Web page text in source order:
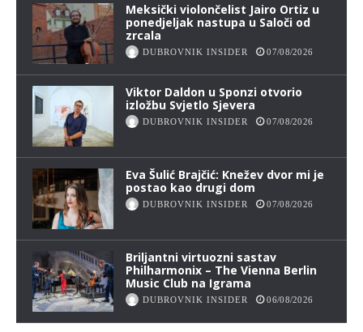
Meksički violončelist Jairo Ortiz u
ponedjeljak nastupa u Saloči od
zrcala
DUBROVNIK INSIDER 07/08/2026
Viktor Daldon u Sponzi otvorio
izložbu Svjetlo Sjevera
DUBROVNIK INSIDER 07/08/2026
Eva Šulić Brajčić: Knežev dvor mi je
postao kao drugi dom
DUBROVNIK INSIDER 07/08/2026
Briljantni virtuozni sastav
Philharmonix – The Vienna Berlin
Music Club na Igrama
DUBROVNIK INSIDER 06/08/2026